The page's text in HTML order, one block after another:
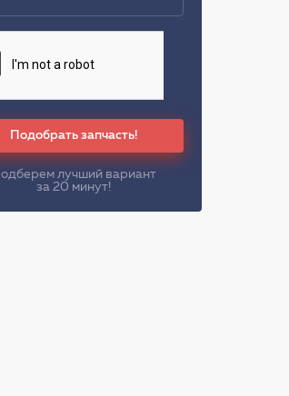
Подобрать запчасть!
лучший вариант
за 20 минут!